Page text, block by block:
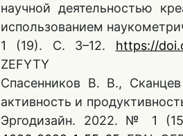
научной деятельностью
использованием
1 (19). С. 3–12. https://
ZEFYTY
Спасенников В. В.,
активность и
Эргодизайн. 2022. № 1